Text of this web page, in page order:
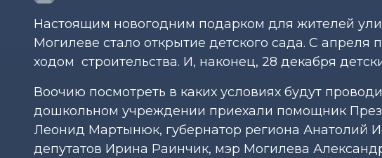
Настоящим новогодним подарком для жителей
Могилеве стало открытие детского сада. С
ходом строительства. И, наконец, 28 декабря
Воочию посмотреть в каких условиях будут
дошкольном учреждении приехали помощник
Леонид Мартынюк, губернатор региона Анатолий
депутатов Ирина Раинчик, мэр Могилева